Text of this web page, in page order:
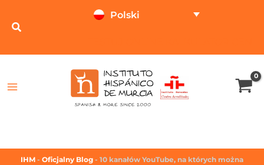
Polski
IHM - Oficjalny Blog - 10 kanałów YouTube, na których można